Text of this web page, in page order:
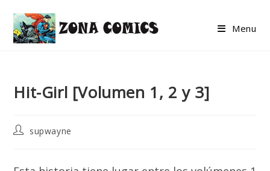
content
Menu
Hit-Girl [Volumen 1, 2 y 3]
Postsupwayne